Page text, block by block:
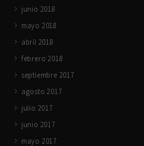
junio 2018
mayo 2018
abril 2018
febrero 2018
septiembre 2017
agosto 2017
julio 2017
junio 2017
mayo 2017